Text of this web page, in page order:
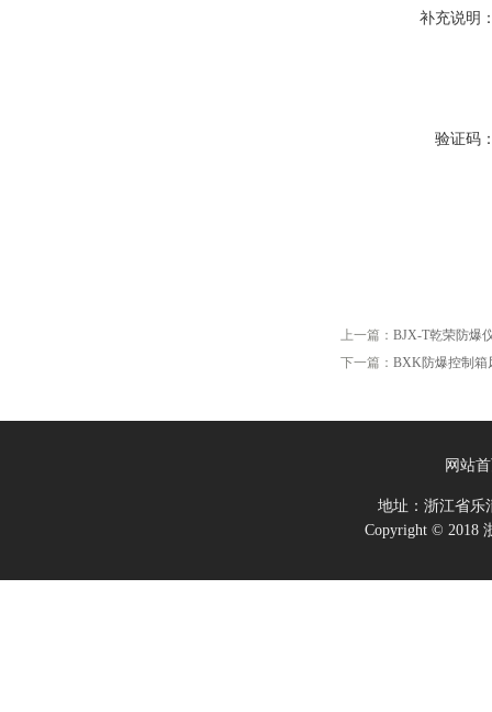
补充说明
验证码
上一篇： BJX-T乾荣防爆
下一篇： BXK防爆控制箱
网站
地址：浙江省
Copyright © 2018